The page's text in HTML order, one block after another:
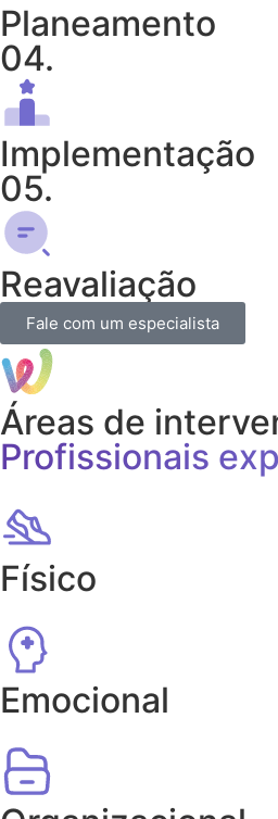
Planeamento
04.
Implementação
05.
Reavaliação
Fale com um especialista
Áreas de
Profissionais
Físico
Emocional​